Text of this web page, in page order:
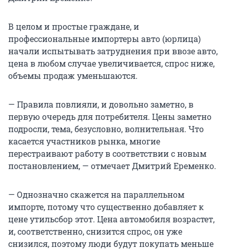
В целом и простые граждане, и
профессиональные импортеры авто (юрлица)
начали испытывать затруднения при ввозе авто,
цена в любом случае увеличивается, спрос ниже,
объемы продаж уменьшаются.
— Правила повлияли, и довольно заметно, в
первую очередь для потребителя. Цены заметно
подросли, тема, безусловно, волнительная. Что
касается участников рынка, многие
перестраивают работу в соответствии с новым
постановлением, — отмечает Дмитрий Еременко.
— Однозначно скажется на параллельном
импорте, потому что существенно добавляет к
цене утильсбор этот. Цена автомобиля возрастет,
и, соответственно, снизится спрос, он уже
снизился, поэтому люди будут покупать меньше